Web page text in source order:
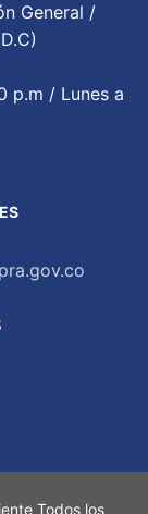
General /
p.m / Lunes a
Todos los